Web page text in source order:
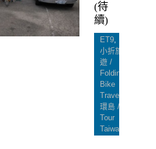
(待
續)
ET9,
小折旅
遊 /
Folding
Bike
Travel
環島 /
Tour
Taiwan